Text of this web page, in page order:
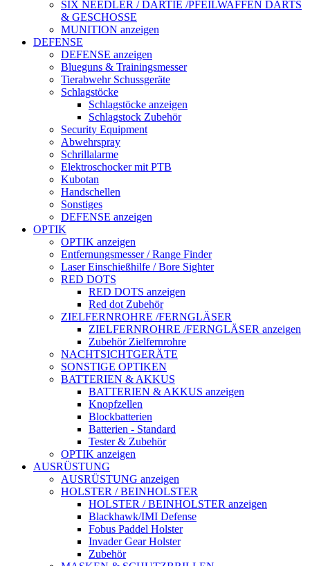
SIX NEEDLER / DARTIE /PFEILWAFFEN DARTS
& GESCHOSSE
MUNITION anzeigen
DEFENSE
DEFENSE anzeigen
Blueguns & Trainingsmesser
Tierabwehr Schussgeräte
Schlagstöcke
Schlagstöcke anzeigen
Schlagstock Zubehör
Security Equipment
Abwehrspray
Schrillalarme
Elektroschocker mit PTB
Kubotan
Handschellen
Sonstiges
DEFENSE anzeigen
OPTIK
OPTIK anzeigen
Entfernungsmesser / Range Finder
Laser Einschießhilfe / Bore Sighter
RED DOTS
RED DOTS anzeigen
Red dot Zubehör
ZIELFERNROHRE /FERNGLÄSER
ZIELFERNROHRE /FERNGLÄSER anzeigen
Zubehör Zielfernrohre
NACHTSICHTGERÄTE
SONSTIGE OPTIKEN
BATTERIEN & AKKUS
BATTERIEN & AKKUS anzeigen
Knopfzellen
Blockbatterien
Batterien - Standard
Tester & Zubehör
OPTIK anzeigen
AUSRÜSTUNG
AUSRÜSTUNG anzeigen
HOLSTER / BEINHOLSTER
HOLSTER / BEINHOLSTER anzeigen
Blackhawk/IMI Defense
Fobus Paddel Holster
Invader Gear Holster
Zubehör